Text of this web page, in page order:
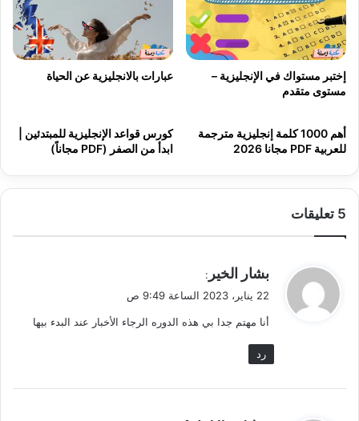
إختبر مستواك في الإنجليزية –
مستوى متقدم
عبارات بالانجليزية عن الحياة
أهم 1000 كلمة إنجليزية مترجمة
للعربية PDF مجانا 2026
كورس قواعد الإنجليزية للمبتدئين |
ابدأ من الصفر (PDF مجاناً)
‫5 تعليقات
ق
ل
بشار الخير :
22 يناير، 2023 الساعة 9:49 ص
أنا مهتم جدا بي هذه الدوره الرجاء الأخبار عند البدء بيها
رد